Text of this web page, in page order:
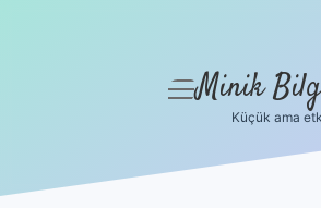
menüyü
Minik
Küçük ama